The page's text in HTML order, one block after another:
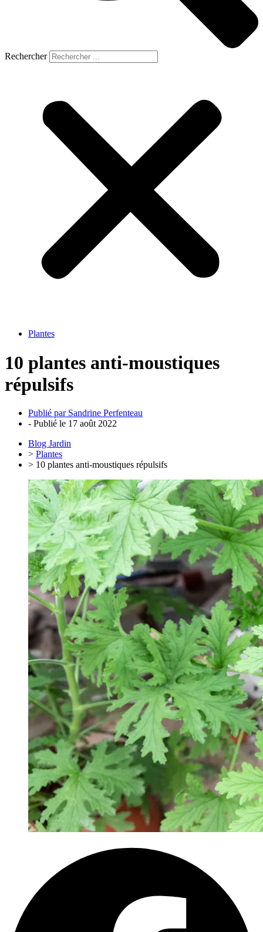
Rechercher
Plantes
10 plantes anti-moustiques
répulsifs
Publié parSandrine Perfenteau
- Publié le 17 août 2022
Blog Jardin
> Plantes
> 10 plantes anti-moustiques répulsifs